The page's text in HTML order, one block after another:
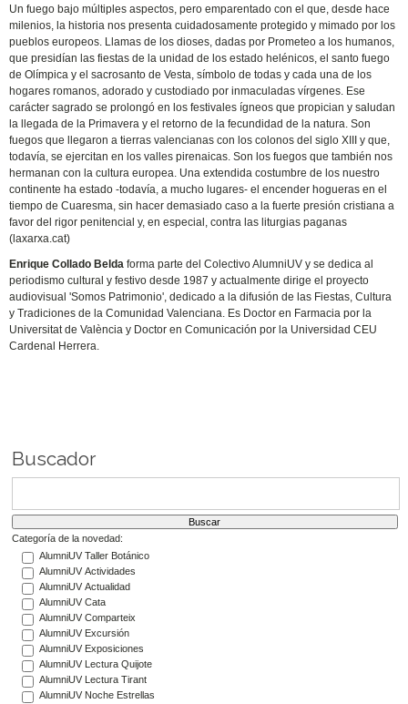
Un fuego bajo múltiples aspectos, pero emparentado con el que, desde hace
milenios, la historia nos presenta cuidadosamente protegido y mimado por los
pueblos europeos. Llamas de los dioses, dadas por Prometeo a los humanos,
que presidían las fiestas de la unidad de los estado helénicos, el santo fuego
de Olímpica y el sacrosanto de Vesta, símbolo de todas y cada una de los
hogares romanos, adorado y custodiado por inmaculadas vírgenes. Ese
carácter sagrado se prolongó en los festivales ígneos que propician y saludan
la llegada de la Primavera y el retorno de la fecundidad de la natura. Son
fuegos que llegaron a tierras valencianas con los colonos del siglo XIII y que,
todavía, se ejercitan en los valles pirenaicas. Son los fuegos que también nos
hermanan con la cultura europea. Una extendida costumbre de los nuestro
continente ha estado -todavía, a mucho lugares- el encender hogueras en el
tiempo de Cuaresma, sin hacer demasiado caso a la fuerte presión cristiana a
favor del rigor penitencial y, en especial, contra las liturgias paganas
(laxarxa.cat)
Enrique Collado Belda forma parte del Colectivo AlumniUV y se dedica al
periodismo cultural y festivo desde 1987 y actualmente dirige el proyecto
audiovisual 'Somos Patrimonio', dedicado a la difusión de las Fiestas, Cultura
y Tradiciones de la Comunidad Valenciana. Es Doctor en Farmacia por la
Universitat de València y Doctor en Comunicación por la Universidad CEU
Cardenal Herrera.
Buscador
Categoría de la novedad:
AlumniUV Taller Botánico
AlumniUV Actividades
AlumniUV Actualidad
AlumniUV Cata
AlumniUV Comparteix
AlumniUV Excursión
AlumniUV Exposiciones
AlumniUV Lectura Quijote
AlumniUV Lectura Tirant
AlumniUV Noche Estrellas